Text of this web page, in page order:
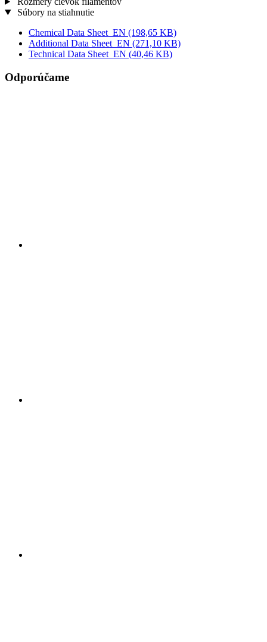
Súbory na stiahnutie
Chemical Data Sheet_EN (198,65 KB)
Additional Data Sheet_EN (271,10 KB)
Technical Data Sheet_EN (40,46 KB)
Odporúčame